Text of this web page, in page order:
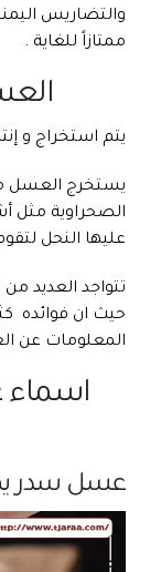
والتضاريس
ممتازاً للغاية .
يتم استخراج و
يستخرج العسل
الصحراوية مثل
عليها النحل
تتواجد العديد
حيث ان فوائده
المعلومات عن
اسماء
عسل سدر